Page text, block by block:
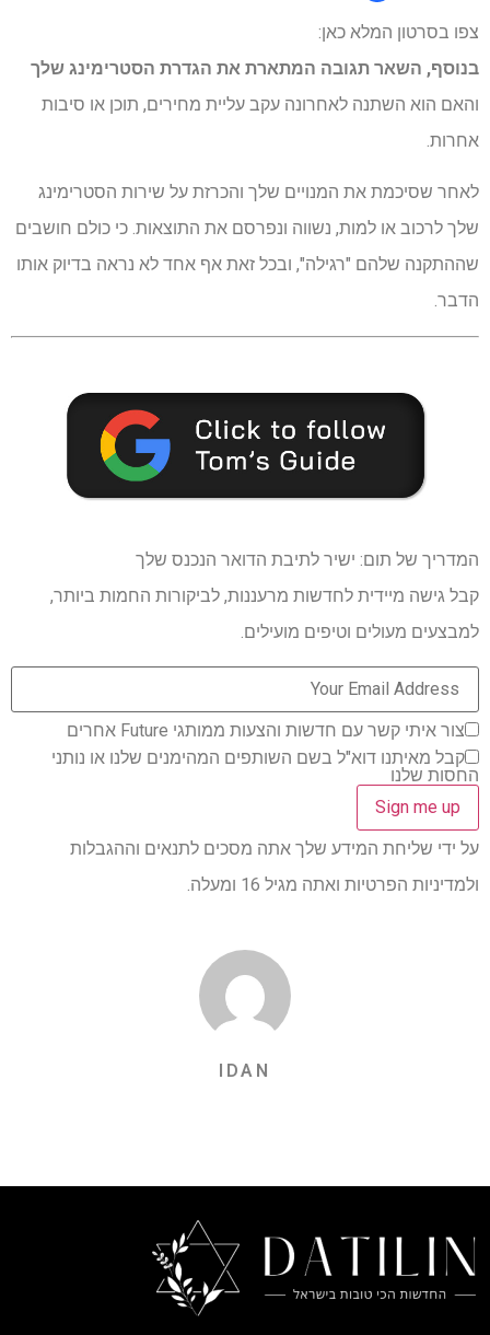
צפו בסרטון המלא כאן:
בנוסף, השאר תגובה המתארת ​​את הגדרת הסטרימינג שלך
והאם הוא השתנה לאחרונה עקב עליית מחירים, תוכן או סיבות
אחרות.
לאחר שסיכמת את המנויים שלך והכרזת על שירות הסטרימינג
שלך לרכוב או למות, נשווה ונפרסם את התוצאות. כי כולם חושבים
שההתקנה שלהם "רגילה", ובכל זאת אף אחד לא נראה בדיוק אותו
הדבר.
המדריך של תום: ישיר לתיבת הדואר הנכנס שלך
קבל גישה מיידית לחדשות מרעננות, לביקורות החמות ביותר,
למבצעים מעולים וטיפים מועילים.
צור איתי קשר עם חדשות והצעות ממותגי Future אחרים
קבל מאיתנו דוא"ל בשם השותפים המהימנים שלנו או נותני
החסות שלנו
על ידי שליחת המידע שלך אתה מסכים לתנאים וההגבלות
ולמדיניות הפרטיות ואתה מגיל 16 ומעלה.
IDAN